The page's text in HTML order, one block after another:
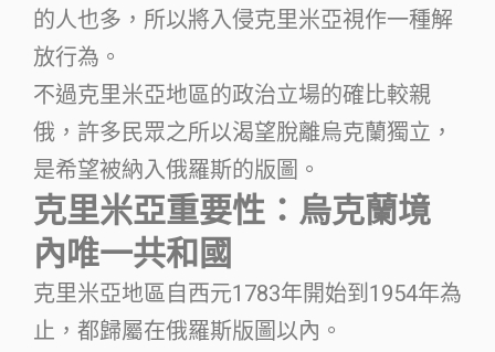
的人也多，所以將入侵克里米亞視作一種解
放行為。
不過克里米亞地區的政治立場的確比較親
俄，許多民眾之所以渴望脫離烏克蘭獨立，
是希望被納入俄羅斯的版圖。
克里米亞重要性：烏克蘭境
內唯一共和國
克里米亞地區自西元1783年開始到1954年為
止，都歸屬在俄羅斯版圖以內。